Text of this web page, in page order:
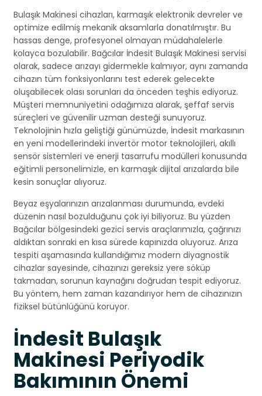
Bulaşık Makinesi cihazları, karmaşık elektronik devreler ve
optimize edilmiş mekanik aksamlarla donatılmıştır. Bu
hassas denge, profesyonel olmayan müdahalelerle
kolayca bozulabilir. Bağcılar İndesit Bulaşık Makinesi servisi
olarak, sadece arızayı gidermekle kalmıyor, aynı zamanda
cihazın tüm fonksiyonlarını test ederek gelecekte
oluşabilecek olası sorunları da önceden teşhis ediyoruz.
Müşteri memnuniyetini odağımıza alarak, şeffaf servis
süreçleri ve güvenilir uzman desteği sunuyoruz.
Teknolojinin hızla geliştiği günümüzde, İndesit markasının
en yeni modellerindeki invertör motor teknolojileri, akıllı
sensör sistemleri ve enerji tasarrufu modülleri konusunda
eğitimli personelimizle, en karmaşık dijital arızalarda bile
kesin sonuçlar alıyoruz.
Beyaz eşyalarınızın arızalanması durumunda, evdeki
düzenin nasıl bozulduğunu çok iyi biliyoruz. Bu yüzden
Bağcılar bölgesindeki gezici servis araçlarımızla, çağrınızı
aldıktan sonraki en kısa sürede kapınızda oluyoruz. Arıza
tespiti aşamasında kullandığımız modern diyagnostik
cihazlar sayesinde, cihazınızı gereksiz yere söküp
takmadan, sorunun kaynağını doğrudan tespit ediyoruz.
Bu yöntem, hem zaman kazandırıyor hem de cihazınızın
fiziksel bütünlüğünü koruyor.
İndesit Bulaşık
Makinesi Periyodik
Bakımının Önemi